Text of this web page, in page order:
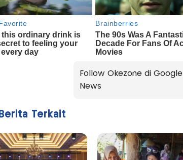
Follow Okezone di Google
News
Berita Terkait